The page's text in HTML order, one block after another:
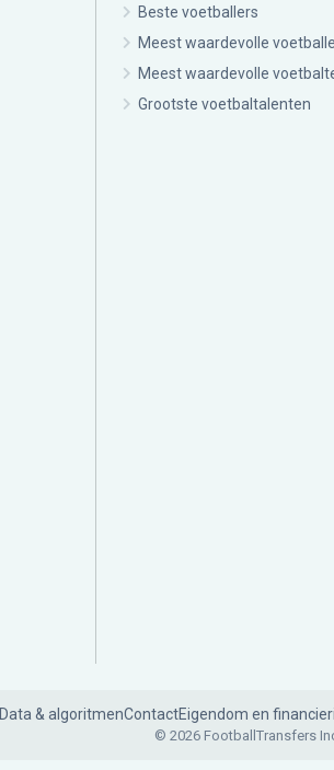
Beste voetballers
Meest waardevolle
Meest waardevolle
Grootste voetbaltalenten
Data & algoritmenContactEigendom en
© 2026 FootballTransfers